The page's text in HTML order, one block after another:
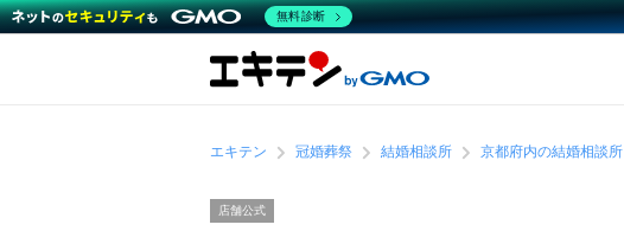
エキテン 冠婚葬祭 結婚相談所 京都府内の結婚相談所
店舗公式
無料診断